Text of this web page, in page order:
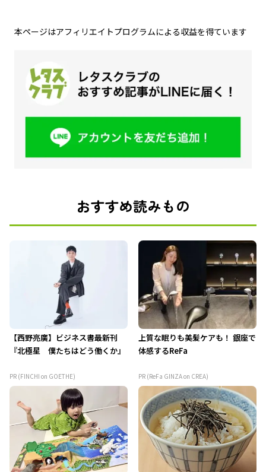
本ページはアフィリエイトプログラムによる収益を得ています
おすすめ読みもの
【西野亮廣】ビジネス書最新刊
『北極星 僕たちはどう働くか』
PR (FINCHI on GOETHE)
上質な眠りも美髪ケアも！ 銀座で
体感するReFa
PR (ReFa GINZA on CREA)